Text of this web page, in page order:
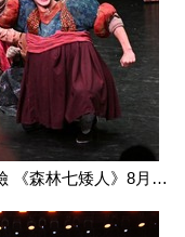
8月8日澎湖演藝廳歡樂登場